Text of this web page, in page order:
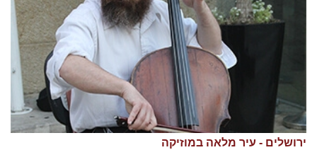
ירושלים - עיר מלאה במוזיקה